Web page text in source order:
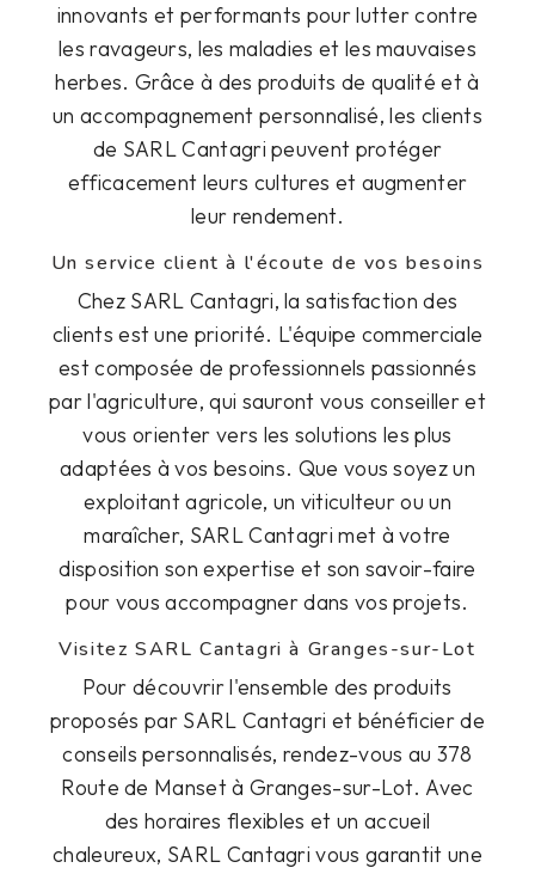
innovants et performants pour lutter contre
les ravageurs, les maladies et les mauvaises
herbes. Grâce à des produits de qualité et à
un accompagnement personnalisé, les clients
de SARL Cantagri peuvent protéger
efficacement leurs cultures et augmenter
leur rendement.
Un service client à l'écoute de vos besoins
Chez SARL Cantagri, la satisfaction des
clients est une priorité. L'équipe commerciale
est composée de professionnels passionnés
par l'agriculture, qui sauront vous conseiller et
vous orienter vers les solutions les plus
adaptées à vos besoins. Que vous soyez un
exploitant agricole, un viticulteur ou un
maraîcher, SARL Cantagri met à votre
disposition son expertise et son savoir-faire
pour vous accompagner dans vos projets.
Visitez SARL Cantagri à Granges-sur-Lot
Pour découvrir l'ensemble des produits
proposés par SARL Cantagri et bénéficier de
conseils personnalisés, rendez-vous au 378
Route de Manset à Granges-sur-Lot. Avec
des horaires flexibles et un accueil
chaleureux, SARL Cantagri vous garantit une